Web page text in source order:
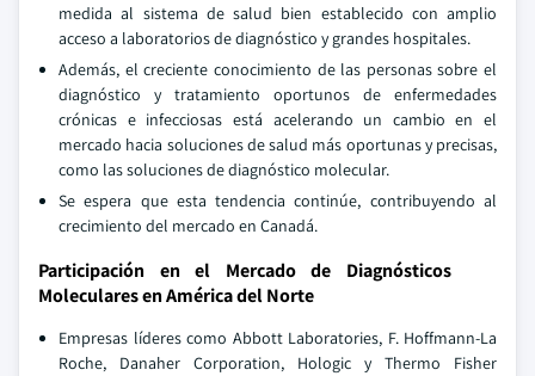
medida al sistema de salud bien establecido con amplio
acceso a laboratorios de diagnóstico y grandes hospitales.
Además, el creciente conocimiento de las personas sobre el
diagnóstico y tratamiento oportunos de enfermedades
crónicas e infecciosas está acelerando un cambio en el
mercado hacia soluciones de salud más oportunas y precisas,
como las soluciones de diagnóstico molecular.
Se espera que esta tendencia continúe, contribuyendo al
crecimiento del mercado en Canadá.
Participación en el Mercado de Diagnósticos
Moleculares en América del Norte
Empresas líderes como Abbott Laboratories, F. Hoffmann-La
Roche, Danaher Corporation, Hologic y Thermo Fisher